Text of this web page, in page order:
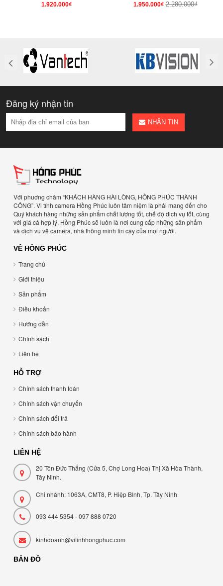
1.920.000₫ 1.950.000₫ 2.280.000₫
Đăng ký nhận tin
NHẬN TIN
Với phuơng châm “KHÁCH HÀNG HÀI LÒNG, HỒNG PHÚC THÀNH
CÔNG”. Vi tính camera Hồng Phúc luôn tâm niệm là phải mang đến cho
Quý khách hàng những sản phẩm chất lượng tốt, chế độ dịch vụ tốt, cùng
với giá cả hợp lý. Hồng Phúc sẽ luôn là nơi cung cấp những sản phẩm
và dịch vụ về camera, nhà thông minh tin cậy của mọi người.
VỀ HỒNG PHÚC
Trang chủ
Giới thiệu
Sản phẩm
Điều khoản
Hướng dẫn
Chính sách
Liên hệ
HỖ TRỢ
Chính sách thanh toán
Chính sách vận chuyển
Chính sách đổi trả
Chính sách bảo hành
LIÊN HỆ
20 Tôn Đức Thắng (Cửa 5, Chợ Long Hoa) Thị Xã Hòa Thành,
Tây Ninh.
Chi nhánh: 1063A, CMT8, P. Hiệp Bình, Tp. Tây Ninh
093 444 5354 - 097 888 0720
kinhdoanh@vitinhhongphuc.com
BẢN ĐỒ